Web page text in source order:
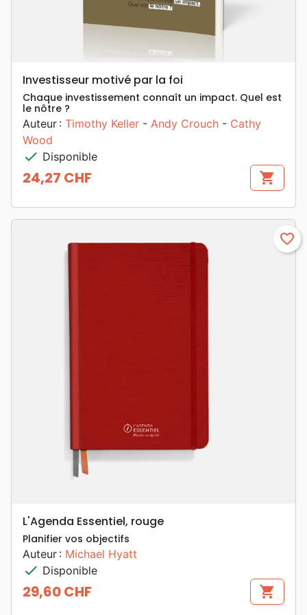
Investisseur motivé par la foi
Chaque investissement connaît un impact. Quel est
le nôtre ?
Auteur : Timothy Keller - Andy Crouch - Cathy
Wood
check Disponible
Prix
24,27 CHF shopping_cart
favorite_border
L'Agenda Essentiel, rouge
Planifier vos objectifs
Auteur : Michael Hyatt
check Disponible
Prix
29,60 CHF shopping_cart